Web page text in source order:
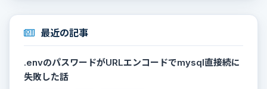
最近の記事
.envのパスワードがURLエンコードでmysql直接続に
失敗した話